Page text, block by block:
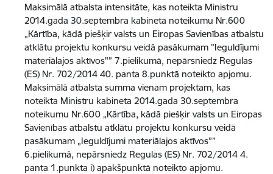
Maksimālā atbalsta intensitāte, kas noteikta Ministru
2014.gada 30.septembra kabineta noteikumu Nr.600
„Kārtība, kādā piešķir valsts un Eiropas Savienības atbalstu
atklātu projektu konkursu veidā pasākumam "Ieguldījumi
materiālajos aktīvos"” 7.pielikumā, nepārsniedz Regulas
(ES) Nr. 702/2014 40. panta 8.punktā noteikto apjomu.
Maksimālā atbalsta summa vienam projektam, kas
noteikta Ministru kabineta 2014.gada 30.septembra
noteikumu Nr.600 „Kārtība, kādā piešķir valsts un Eiropas
Savienības atbalstu atklātu projektu konkursu veidā
pasākumam „Ieguldījumi materiālajos aktīvos””
6.pielikumā, nepārsniedz Regulas (ES) Nr. 702/2014 4.
panta 1.punkta i) apakšpunktā noteikto apjomu.